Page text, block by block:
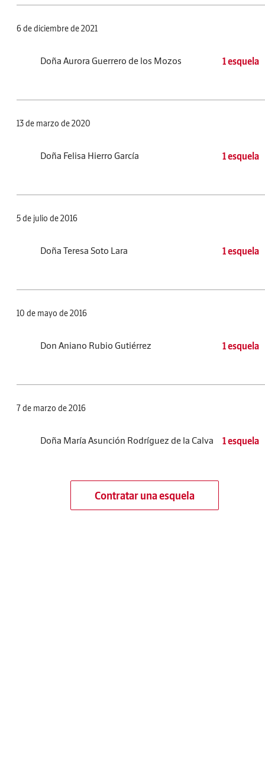
6 de diciembre de 2021
Doña Aurora Guerrero de los Mozos 1 esquela
13 de marzo de 2020
Doña Felisa Hierro García 1 esquela
5 de julio de 2016
Doña Teresa Soto Lara 1 esquela
10 de mayo de 2016
Don Aniano Rubio Gutiérrez 1 esquela
7 de marzo de 2016
Doña María Asunción Rodríguez de la Calva 1 esquela
Contratar una esquela